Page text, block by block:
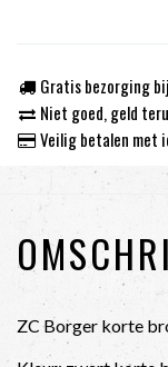
Gratis bezorging
Niet goed, geld
Veilig betalen met
ZC Borger korte